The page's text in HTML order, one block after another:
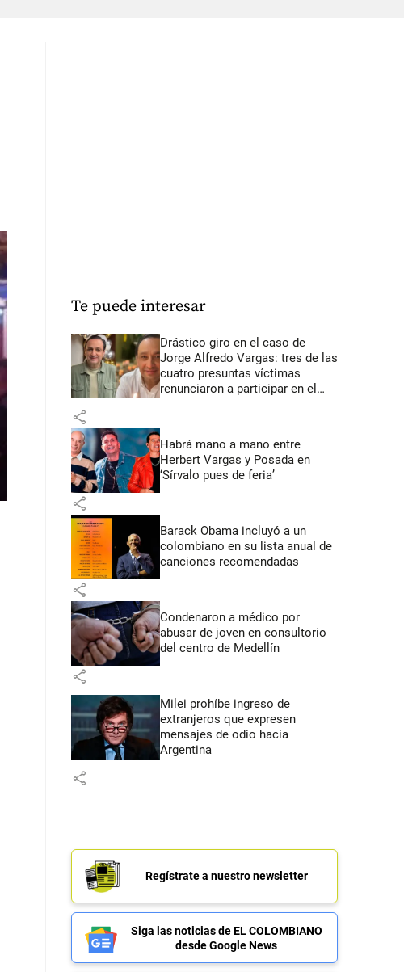
Te puede interesar
Drástico giro en el caso de
Jorge Alfredo Vargas: tres de las
cuatro presuntas víctimas
renunciaron a participar en el
share
Habrá mano a mano entre
Herbert Vargas y Posada en
‘Sírvalo pues de feria’
share
Barack Obama incluyó a un
colombiano en su lista anual de
canciones recomendadas
share
Condenaron a médico por
abusar de joven en consultorio
del centro de Medellín
share
Milei prohíbe ingreso de
extranjeros que expresen
mensajes de odio hacia
Argentina
share
Regístrate a nuestro newsletter
Siga las noticias de EL COLOMBIANO
desde Google News